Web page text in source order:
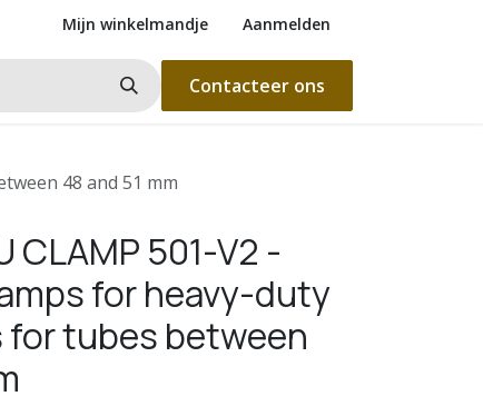
Mijn winkelmandje Aanmelden
Contacteer ons
48 and 51 mm
CLAMP 501-V2 -
for heavy-duty
tubes between